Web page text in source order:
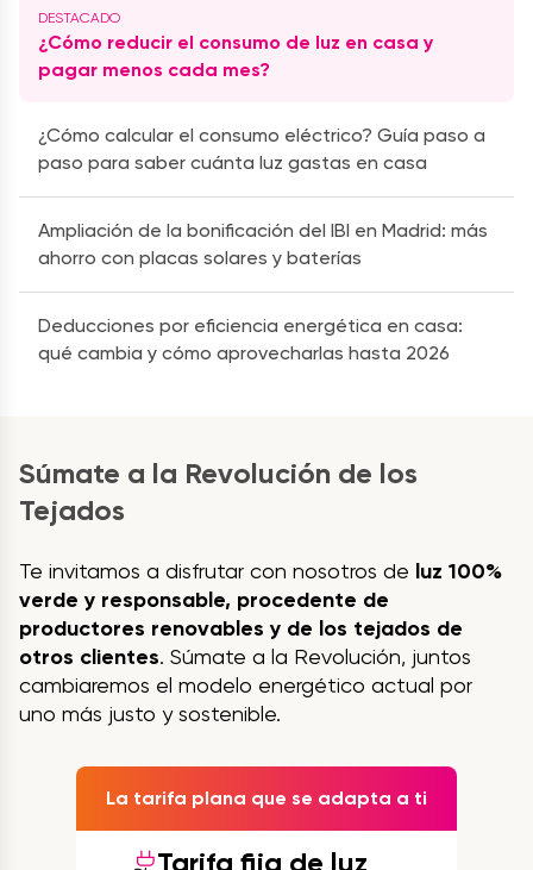
¿Cómo reducir el consumo de luz en casa y
pagar menos cada mes?
¿Cómo calcular el consumo eléctrico? Guía paso a
paso para saber cuánta luz gastas en casa
Ampliación de la bonificación del IBI en Madrid: más
ahorro con placas solares y baterías
Deducciones por eficiencia energética en casa:
qué cambia y cómo aprovecharlas hasta 2026
Súmate a la Revolución de los
Tejados
Te invitamos a disfrutar con nosotros de luz 100%
verde y responsable, procedente de
productores renovables y de los tejados de
otros clientes. Súmate a la Revolución, juntos
cambiaremos el modelo energético actual por
uno más justo y sostenible.
La tarifa plana que se adapta a ti
Tarifa fija de luz